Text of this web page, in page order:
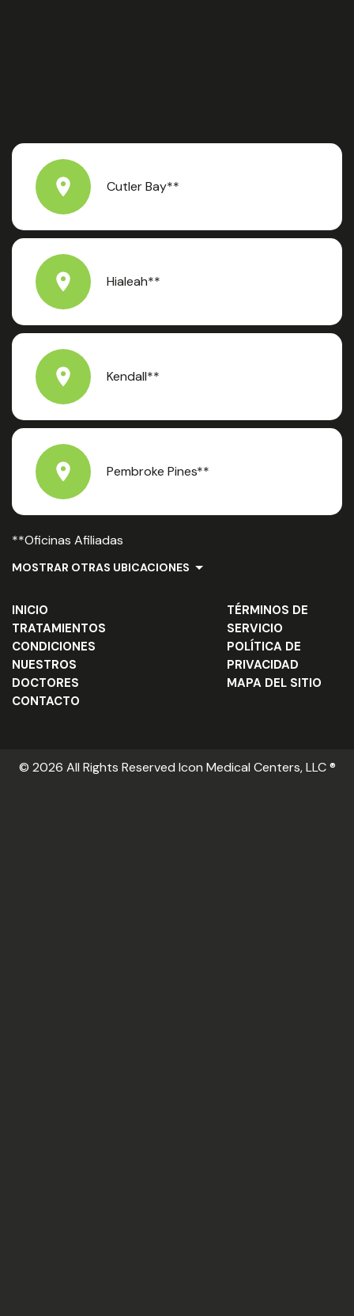
Cutler Bay**
Hialeah**
Kendall**
Pembroke Pines**
**Oficinas Afiliadas
MOSTRAR OTRAS UBICACIONES
INICIO
TRATAMIENTOS
CONDICIONES
NUESTROS
DOCTORES
CONTACTO
TÉRMINOS DE
SERVICIO
POLÍTICA DE
PRIVACIDAD
MAPA DEL SITIO
© 2026 All Rights Reserved Icon Medical Centers, LLC ®